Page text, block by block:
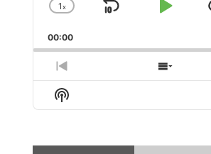
Change
Rate
1x
Skip
Play
00:00
Previous
Episode
Show
Show
Podcast